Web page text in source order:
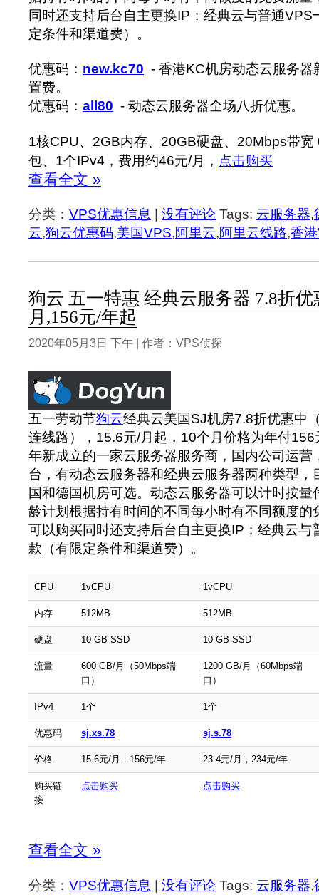
同时还支持后台自主更换IP；经典云与普通VPS
定条件和渠道费）。
优惠码： new.kc70 - 香港KC机房动态云服务器
置费。
优惠码： all80 - 动态云服务器全场八折优惠。
1核CPU、2GB内存、20GB硬盘、20Mbps带宽
包、1个IPv4，费用约46元/月， 点击购买
查看全文 »
分类： VPS优惠信息 没有评论 Tags: 云服务器,
云,狗云优惠码,美国VPS,阿里云,阿里云线路,香
狗云 五一特惠 经典云服务器 7.8折优
月,156元/年起
2020年05月3日 下午 | 作者：VPS侦探
五一劳动节狗云经典云美国SJ机房7.8折优惠中
连线路），15.6元/月起，10个月价格为年付156
年新成立的一家云服务器服务商，国内公司运营
台，有动态云服务器和经典云服务器两种类型，
国和德国机房可选。动态云服务器可以计时按量
龄计划根据持有时间的不同每小时有不同额度的
可以购买同时还支持后台自主更换IP；经典云与
款（有限定条件和渠道费）。
CPU 1vCPU 1vCPU
内存 512MB 512MB
硬盘 10 GB SSD 10 GB SSD
流量
600 GB/月（50Mbps端
口）
1200 GB/月（60Mbps端
口）
IPv4 1个 1个
优惠码 sj.xs.78 sj.s.78
价格 15.6元/月，156元/年 23.4元/月，234元/年
购买链
接
点击购买 点击购买
查看全文 »
分类： VPS优惠信息 | 没有评论 Tags: 云服务器,